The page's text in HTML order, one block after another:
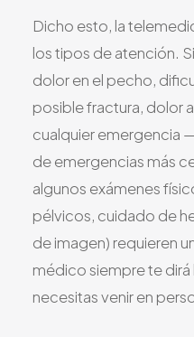
Dicho esto, la
los tipos de atención.
dolor en el pecho,
posible fractura, dolor
cualquier emergencia —
de emergencias más
algunos exámenes
pélvicos, cuidado de
de imagen) requieren
médico siempre te
necesitas venir en